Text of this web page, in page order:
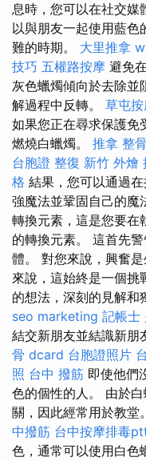
息時，您可以在社交媒
以與朋友一起使用藍色
難的時期。 大里推拿
技巧 五權路按摩 避免
灰色蠟燭傾向於去除並
解過程中反轉。 草屯
如果您正在尋求保護免
燃燒白蠟燭。 推拿 整骨
台胞證 整復 新竹 外燴
格 結果，您可以通過
強魔法並鞏固自己的魔
轉換元素，這是您要在
的轉換元素。 這首先
體。 對您來說，興奮
來說，這始終是一個挑
的想法，深刻的見解和
seo marketing 記帳士
結交新朋友並結識新朋
骨 dcard 台胞證照片
照 台中 撥筋 即使他們
色的個性的人。 由於
關，因此經常用於教堂
中撥筋 台中按摩排毒
色，通常可以使用白色